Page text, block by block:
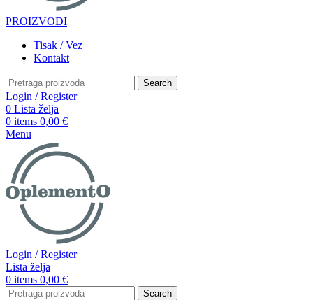
PROIZVODI
Tisak / Vez
Kontakt
Search
Login / Register
0 Lista želja
0 items 0,00 €
Menu
Login / Register
Lista želja
0 items 0,00 €
Search